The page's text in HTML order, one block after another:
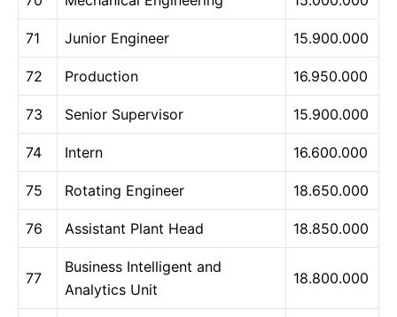
71 Junior Engineer 15.900.000
72 Production 16.950.000
73 Senior Supervisor 15.900.000
74 Intern 16.600.000
75 Rotating Engineer 18.650.000
76 Assistant Plant Head 18.850.000
77
Business Intelligent and
Analytics Unit
18.800.000